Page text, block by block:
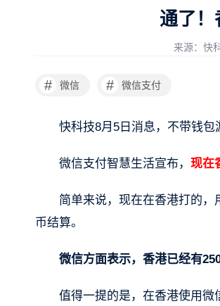
通了！
来源：快
# 微信 # 微信支付
快科技8月5日消息，不带钱包
微信支付智慧生活宣布， 现在
简单来说，现在在香港打的
币结算。
微信方面表示，香港已经有
值得一提的是，在香港使用微